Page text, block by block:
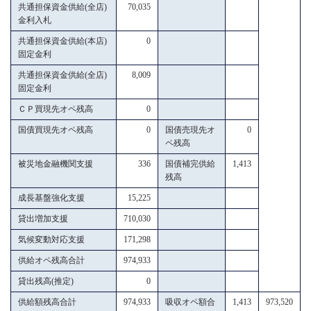
共通担保資金供給(全店)
金利入札
70,035
共通担保資金供給(本店)
固定金利
0
共通担保資金供給(全店)
固定金利
8,009
ＣＰ買現先オペ残高 0
国債買現先オペ残高 0
国債売現先オ
ペ残高
0
被災地金融機関支援 336
国債補完供給
残高
1,413
成長基盤強化支援 15,225
貸出増加支援 710,030
気候変動対応支援 171,298
供給オペ残高合計 974,933
貸出残高(推定) 0
供給額残高合計 974,933
吸収オペ額合
1,413 973,520